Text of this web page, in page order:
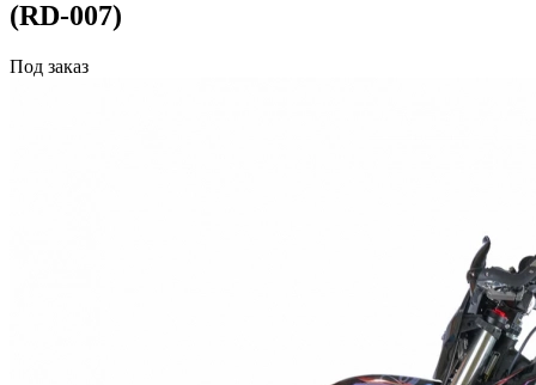
(RD-007)
Под заказ